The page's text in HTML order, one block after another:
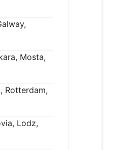
Mosta,
Rotterdam,
Lodz,